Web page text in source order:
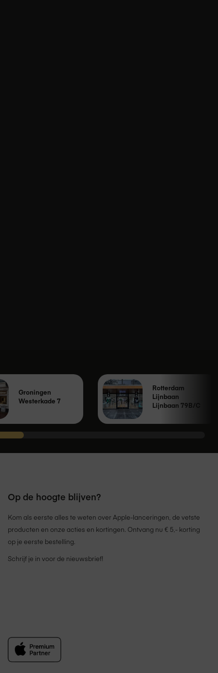
Groningen
Westerkade 7
Rotterdam
Lijnbaan
Lijnbaan 79B/C
Op de hoogte blijven?
Kom als eerste alles te weten over Apple-lanceringen, de vetste
producten en onze acties en kortingen. Ontvang nu € 5,- korting
op je eerste bestelling.
Schrijf je in voor de nieuwsbrief!